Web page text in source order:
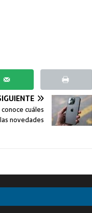
cuáles
novedades